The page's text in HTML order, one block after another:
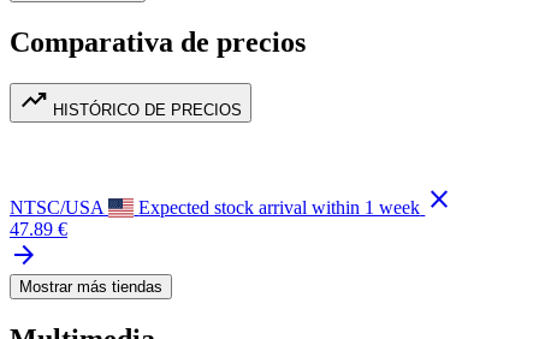
Comparativa de precios
trending_up HISTÓRICO DE PRECIOS
NTSC/USA Expected stock arrival within 1 week close
47.89 €
arrow_forward
Mostrar más tiendas